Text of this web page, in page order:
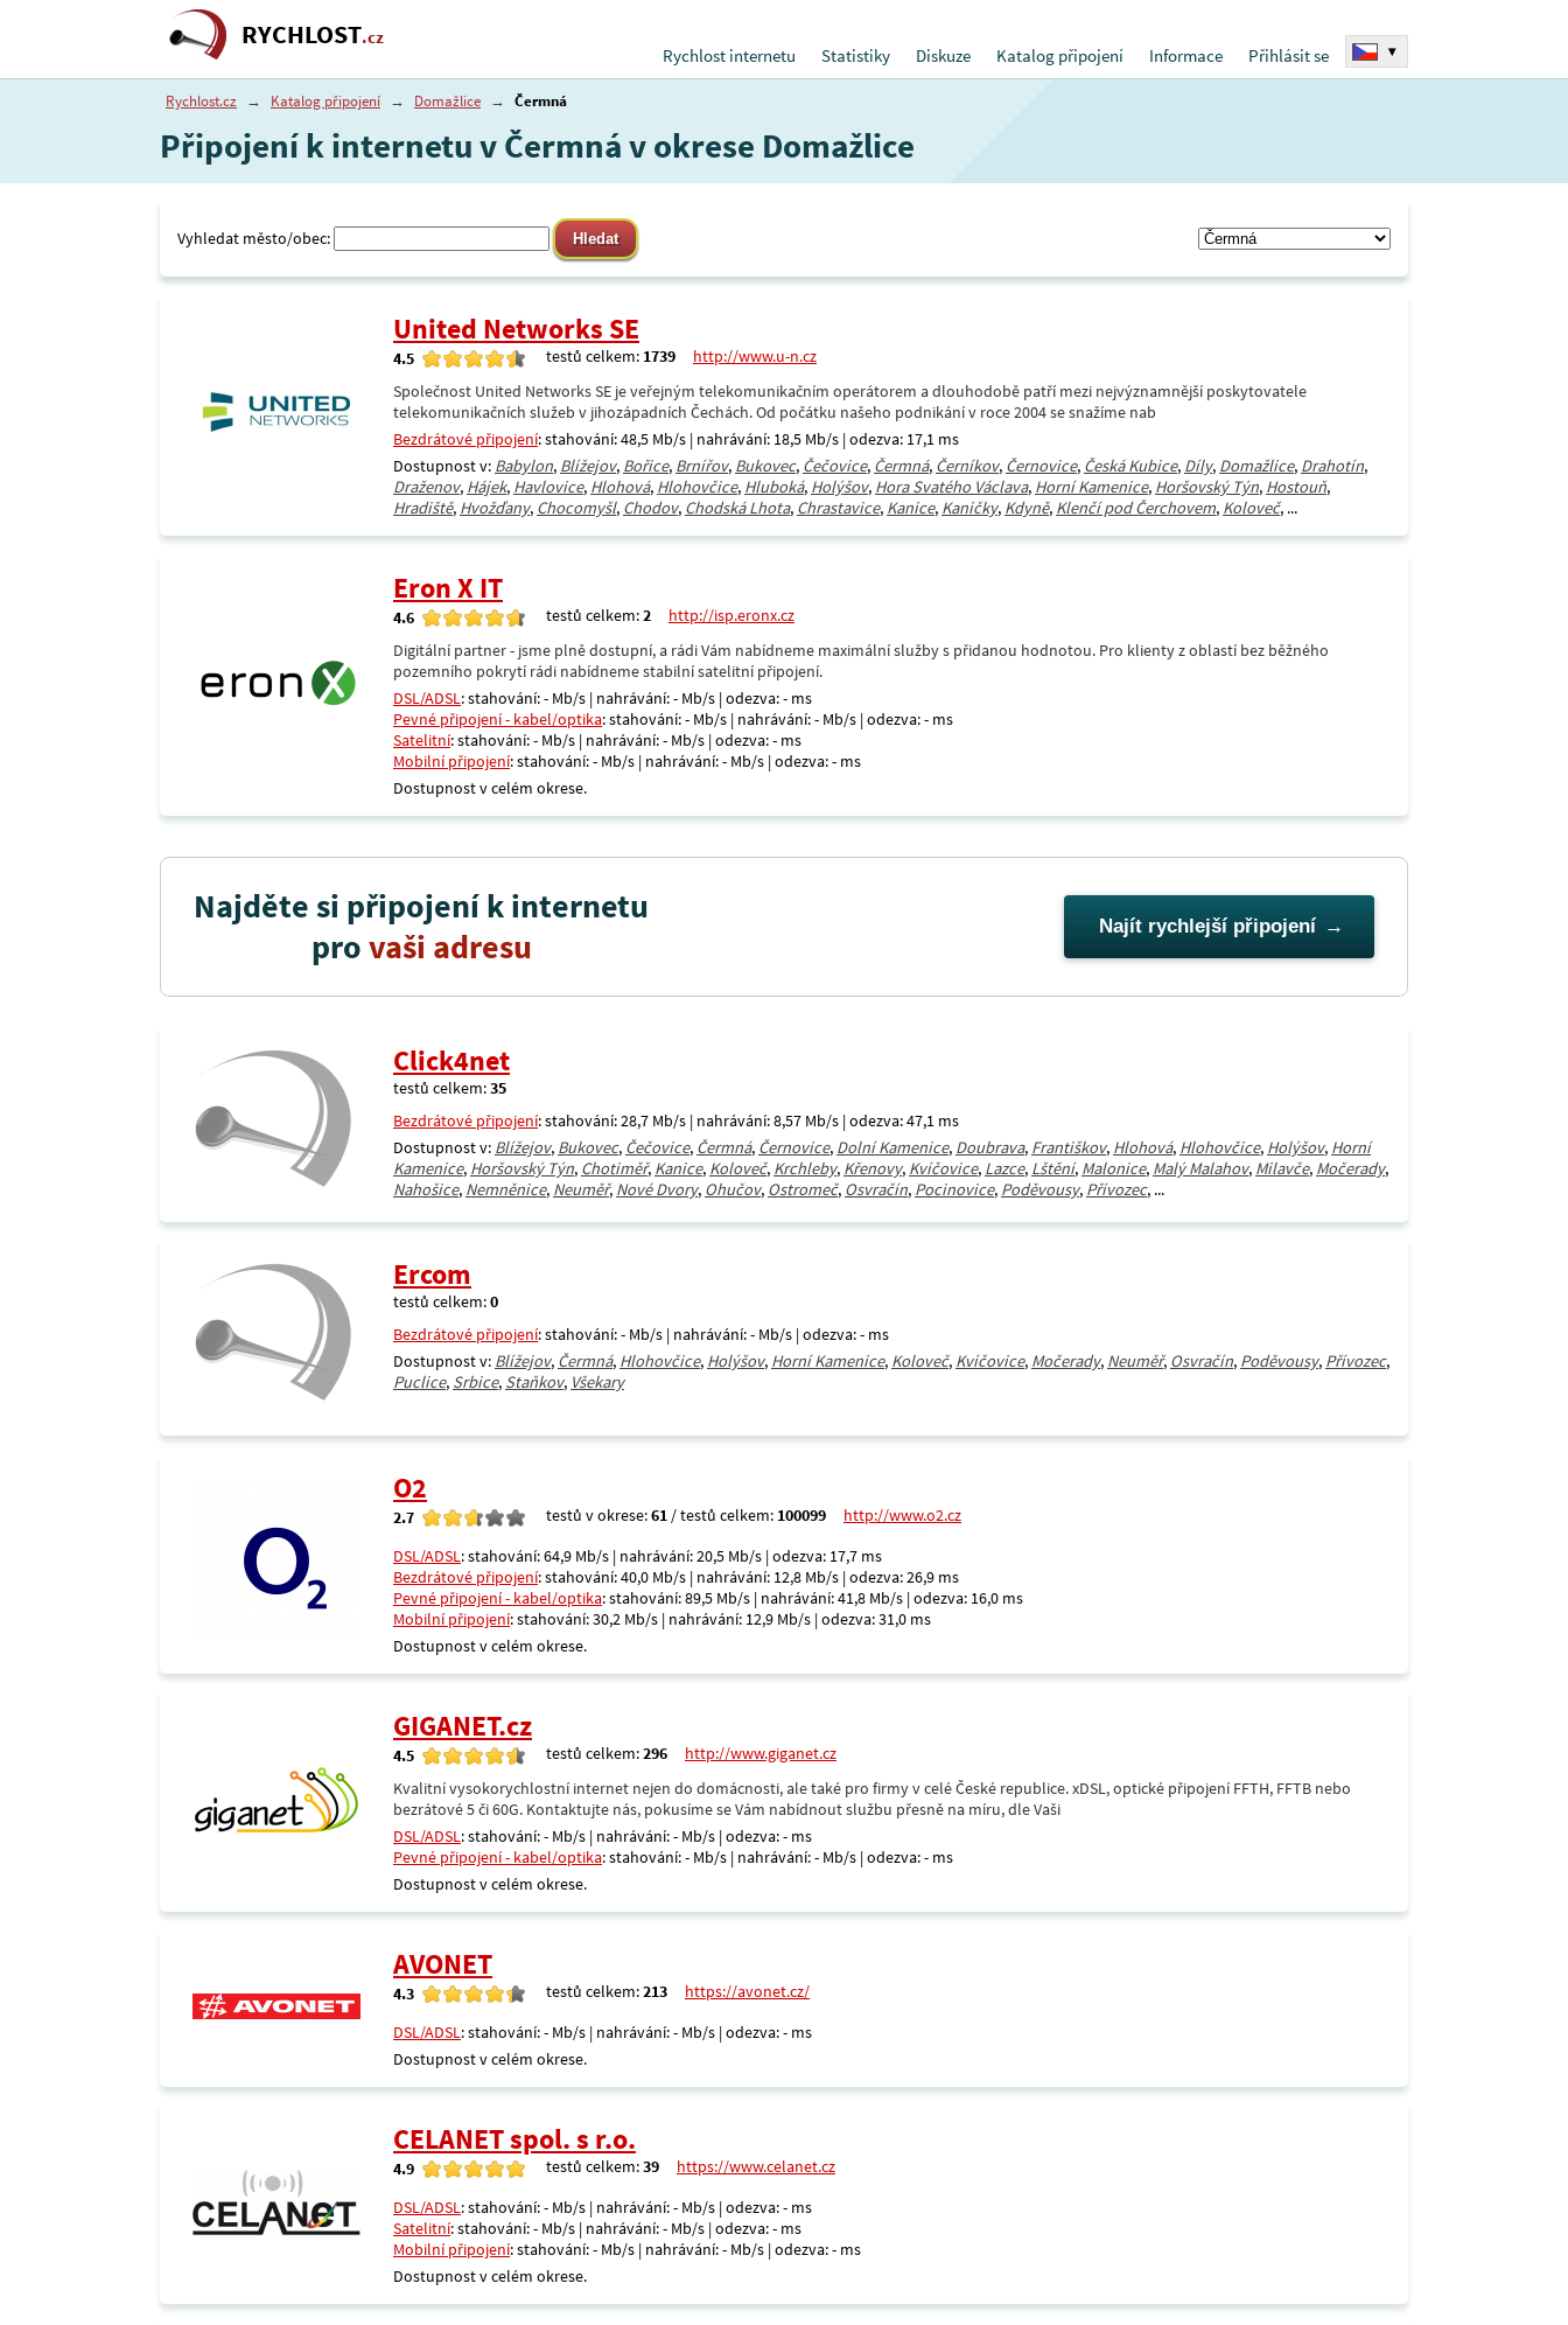
RYCHLOST.cz
Rychlost internetu
Statistiky Diskuze Katalog připojení Informace Přihlásit se ▾
Rychlost.cz → Katalog připojení → Domažlice → Čermná
Připojení k internetu v Čermná v okrese Domažlice
Vyhledat město/obec:
United Networks SE
4.5 testů celkem: 1739
http://www.u-n.cz
Společnost United Networks SE je veřejným telekomunikačním operátorem a dlouhodobě patří mezi nejvýznamnější poskytovatele
telekomunikačních služeb v jihozápadních Čechách. Od počátku našeho podnikání v roce 2004 se snažíme nab
Bezdrátové připojení: stahování: 48,5 Mb/s | nahrávání: 18,5 Mb/s | odezva: 17,1 ms
Dostupnost v: Babylon, Blížejov, Bořice, Brnířov, Bukovec, Čečovice, Čermná, Černíkov, Černovice, Česká Kubice, Díly, Domažlice, Drahotín,
Draženov, Hájek, Havlovice, Hlohová, Hlohovčice, Hluboká, Holýšov, Hora Svatého Václava, Horní Kamenice, Horšovský Týn, Hostouň,
Hradiště, Hvožďany, Chocomyšl, Chodov, Chodská Lhota, Chrastavice, Kanice, Kaničky, Kdyně, Klenčí pod Čerchovem, Koloveč, ...
Eron X IT
4.6 testů celkem:2
http://isp.eronx.cz
Digitální partner - jsme plně dostupní, a rádi Vám nabídneme maximální služby s přidanou hodnotou. Pro klienty z oblastí bez běžného
pozemního pokrytí rádi nabídneme stabilní satelitní připojení.
DSL/ADSL: stahování: - Mb/s | nahrávání: - Mb/s | odezva: - ms
Pevné připojení - kabel/optika: stahování: - Mb/s | nahrávání: - Mb/s | odezva: - ms
Satelitní: stahování: - Mb/s | nahrávání: - Mb/s | odezva: - ms
Mobilní připojení: stahování: - Mb/s | nahrávání: - Mb/s | odezva: - ms
Dostupnost v celém okrese.
Najděte si připojení k internetu
provaši adresu Najít rychlejší připojení
Click4net
testů celkem:35
Bezdrátové připojení: stahování: 28,7 Mb/s | nahrávání: 8,57 Mb/s | odezva: 47,1 ms
Dostupnost v: Blížejov, Bukovec, Čečovice, Čermná, Černovice, Dolní Kamenice, Doubrava, Františkov, Hlohová, Hlohovčice, Holýšov, Horní
Kamenice, Horšovský Týn, Chotiměř, Kanice, Koloveč, Krchleby, Křenovy, Kvíčovice, Lazce, Lštění, Malonice, Malý Malahov, Milavče, Močerady,
Nahošice, Nemněnice, Neuměř, Nové Dvory, Ohučov, Ostromeč, Osvračín, Pocinovice, Poděvousy, Přívozec, ...
Ercom
testů celkem:0
Bezdrátové připojení: stahování: - Mb/s | nahrávání: - Mb/s | odezva: - ms
Dostupnost v: Blížejov, Čermná, Hlohovčice, Holýšov, Horní Kamenice, Koloveč, Kvíčovice, Močerady, Neuměř, Osvračín, Poděvousy, Přívozec,
Puclice, Srbice, Staňkov, Všekary
O2
2.7 testů v okrese:61 / testů celkem: 100099
http://www.o2.cz
DSL/ADSL: stahování: 64,9 Mb/s | nahrávání: 20,5 Mb/s | odezva: 17,7 ms
Bezdrátové připojení: stahování: 40,0 Mb/s | nahrávání: 12,8 Mb/s | odezva: 26,9 ms
Pevné připojení - kabel/optika: stahování: 89,5 Mb/s | nahrávání: 41,8 Mb/s | odezva: 16,0 ms
Mobilní připojení: stahování: 30,2 Mb/s | nahrávání: 12,9 Mb/s | odezva: 31,0 ms
Dostupnost v celém okrese.
GIGANET.cz
4.5 testů celkem:296
http://www.giganet.cz
Kvalitní vysokorychlostní internet nejen do domácnosti, ale také pro firmy v celé České republice. xDSL, optické připojení FFTH, FFTB nebo
bezrátové 5 či 60G. Kontaktujte nás, pokusíme se Vám nabídnout službu přesně na míru, dle Vaši
DSL/ADSL: stahování: - Mb/s | nahrávání: - Mb/s | odezva: - ms
Pevné připojení - kabel/optika: stahování: - Mb/s | nahrávání: - Mb/s | odezva: - ms
Dostupnost v celém okrese.
AVONET
4.3 testů celkem:213
https://avonet.cz/
DSL/ADSL: stahování: - Mb/s | nahrávání: - Mb/s | odezva: - ms
Dostupnost v celém okrese.
CELANET spol. s r.o.
4.9 testů celkem:39
https://www.celanet.cz
DSL/ADSL: stahování: - Mb/s | nahrávání: - Mb/s | odezva: - ms
Satelitní: stahování: - Mb/s | nahrávání: - Mb/s | odezva: - ms
Mobilní připojení: stahování: - Mb/s | nahrávání: - Mb/s | odezva: - ms
Dostupnost v celém okrese.